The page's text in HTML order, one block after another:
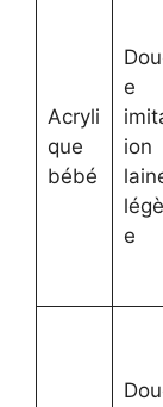
Acryli
que
bébé
e
ion
e